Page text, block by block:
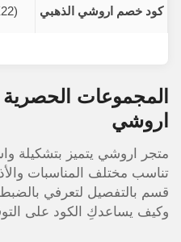
كود خصم اروشي الذهبي (X22)
المجموعات
اروشي
متجر اروشي يتميز بتشكيلة
تناسب مختلف المناسبات
قسم بالتفصيل لتعرفي
وكيف يساعدكِ الكود على